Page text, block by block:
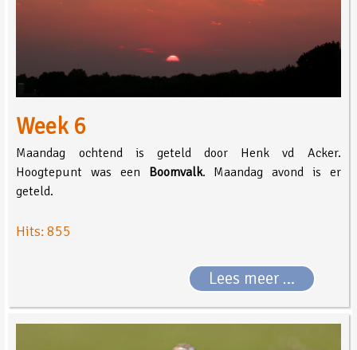
Week 6
Maandag ochtend is geteld door Henk vd Acker.
Hoogtepunt was een Boomvalk. Maandag avond is er
geteld.
Hits: 855
Lees meer …